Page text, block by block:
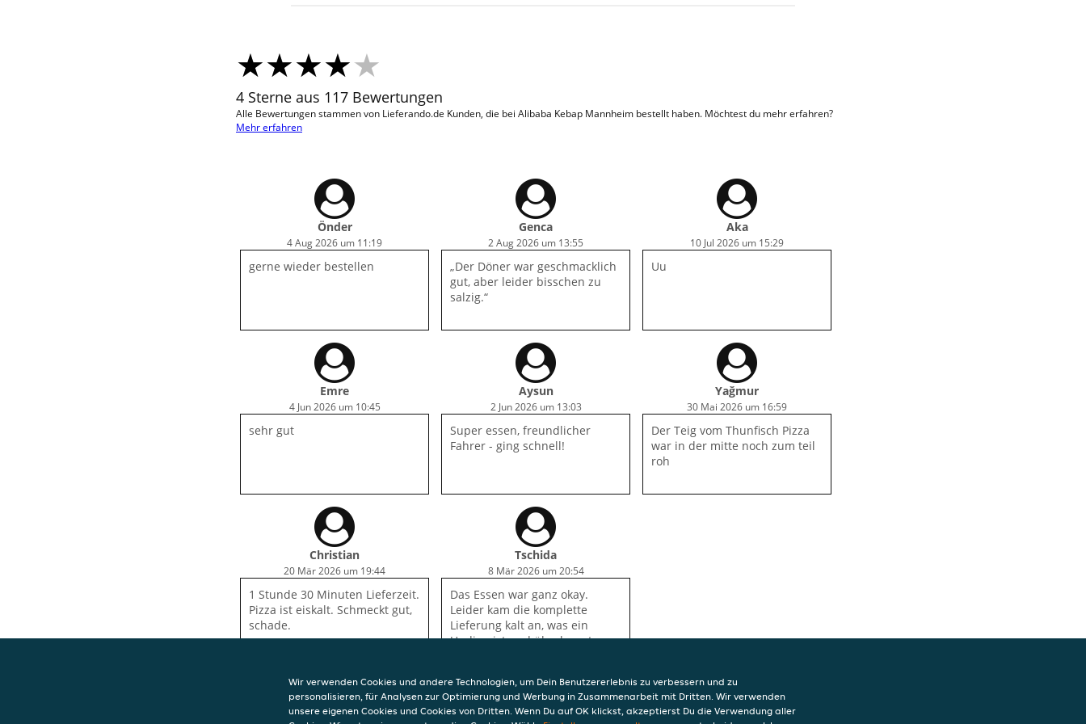
4 Sterne aus 117 Bewertungen
Alle Bewertungen stammen von Lieferando.de Kunden, die bei Alibaba Kebap Mannheim bestellt haben. Möchtest du mehr erfahren?
Mehr erfahren
Önder
4 Aug 2026 um 11:19
gerne wieder bestellen
Genca
2 Aug 2026 um 13:55
„Der Döner war geschmacklich
gut, aber leider bisschen zu
salzig.“
Aka
10 Jul 2026 um 15:29
Uu
Emre
4 Jun 2026 um 10:45
sehr gut
Aysun
2 Jun 2026 um 13:03
Super essen, freundlicher
Fahrer - ging schnell!
Yağmur
30 Mai 2026 um 16:59
Der Teig vom Thunfisch Pizza
war in der mitte noch zum teil
roh
Christian
20 Mär 2026 um 19:44
1 Stunde 30 Minuten Lieferzeit.
Pizza ist eiskalt. Schmeckt gut,
schade.
Tschida
8 Mär 2026 um 20:54
Das Essen war ganz okay.
Leider kam die komplette
Lieferung kalt an, was ein
Unding ist und überhaupt
Wir verwenden Cookies und andere Technologien, um Dein Benutzererlebnis zu verbessern und zu
personalisieren, für Analysen zur Optimierung und Werbung in Zusammenarbeit mit Dritten. Wir verwenden
unsere eigenen Cookies und Cookies von Dritten. Wenn Du auf OK klickst, akzeptierst Du die Verwendung aller